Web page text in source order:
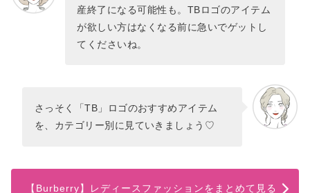
産終了になる可能性も。TBロゴのアイテム
が欲しい方はなくなる前に急いでゲットし
てくださいね。
さっそく「TB」ロゴのおすすめアイテム
を、カテゴリー別に見ていきましょう♡
【Burberry】レディースファッションをまとめて見る